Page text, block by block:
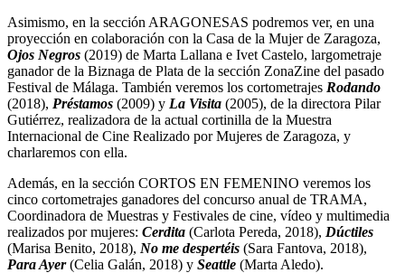
Asimismo, en la sección ARAGONESAS podremos ver, en una
proyección en colaboración con la Casa de la Mujer de Zaragoza,
Ojos Negros (2019) de Marta Lallana e Ivet Castelo, largometraje
ganador de la Biznaga de Plata de la sección ZonaZine del pasado
Festival de Málaga. También veremos los cortometrajes Rodando
(2018), Préstamos (2009) y La Visita (2005), de la directora Pilar
Gutiérrez, realizadora de la actual cortinilla de la Muestra
Internacional de Cine Realizado por Mujeres de Zaragoza, y
charlaremos con ella.
Además, en la sección CORTOS EN FEMENINO veremos los
cinco cortometrajes ganadores del concurso anual de TRAMA,
Coordinadora de Muestras y Festivales de cine, vídeo y multimedia
realizados por mujeres: Cerdita (Carlota Pereda, 2018), Dúctiles
(Marisa Benito, 2018), No me despertéis (Sara Fantova, 2018),
Para Ayer(Celia Galán, 2018) y Seattle (Marta Aledo).